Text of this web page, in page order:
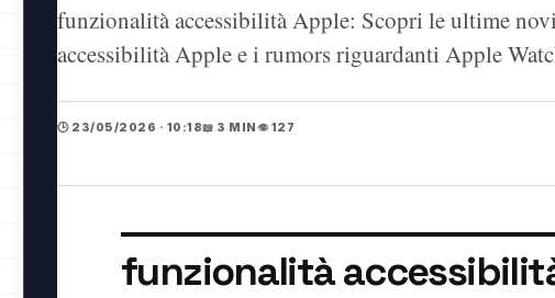
funzionalità accessibilità Apple: Scopri le ultime
accessibilità Apple e i rumors riguardanti Apple
🕒 23/05/2026 · 10:18📖 3 MIN 👁️ 127
funzionalità